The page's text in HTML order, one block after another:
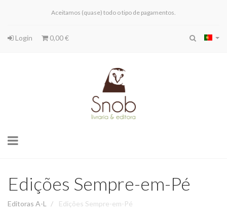
Aceitamos (quase) todo o tipo de pagamentos.
Login 0,00 €
Toggle
Edições Sempre-em-Pé
Editoras A-L Edições Sempre-em-Pé